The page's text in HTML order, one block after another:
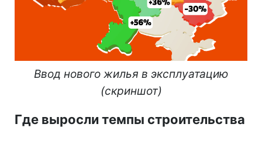
Ввод нового жилья в эксплуатацию
(скриншот)
Где выросли темпы строительства